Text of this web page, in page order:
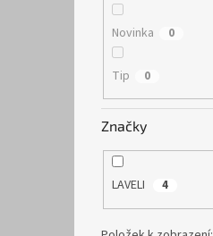
Novinka 0
Tip 0
Značky
LAVELI 4